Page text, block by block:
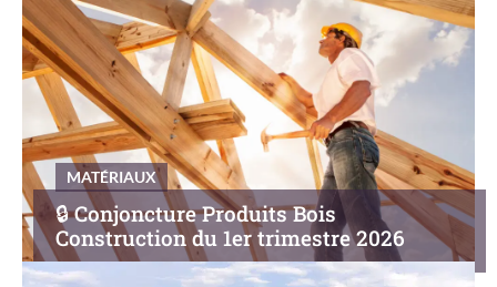
MATÉRIAUX
🔒︎ Conjoncture Produits Bois
Construction du 1er trimestre 2026